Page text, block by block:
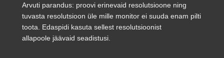
Arvuti parandus: proovi erinevaid resolutsioone ning
tuvasta resolutsioon üle mille monitor ei suuda enam pilti
toota. Edaspidi kasuta sellest resolutsioonist
allapoole jäävaid seadistusi.